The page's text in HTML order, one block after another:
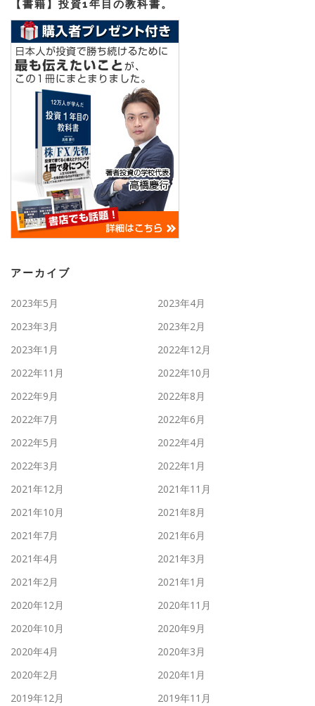
【書籍】投資1年目の教科書。
アーカイブ
2023年5月
2023年4月
2023年3月
2023年2月
2023年1月
2022年12月
2022年11月
2022年10月
2022年9月
2022年8月
2022年7月
2022年6月
2022年5月
2022年4月
2022年3月
2022年1月
2021年12月
2021年11月
2021年10月
2021年8月
2021年7月
2021年6月
2021年4月
2021年3月
2021年2月
2021年1月
2020年12月
2020年11月
2020年10月
2020年9月
2020年4月
2020年3月
2020年2月
2020年1月
2019年12月
2019年11月